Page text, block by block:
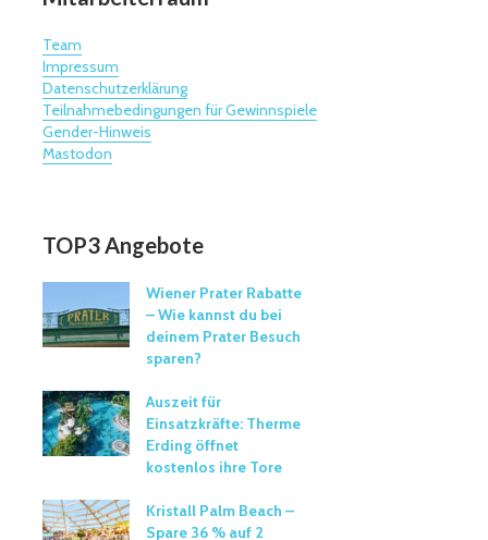
Team
Impressum
Datenschutzerklärung
Teilnahmebedingungen für Gewinnspiele
Gender-Hinweis
Mastodon
TOP3 Angebote
Wiener Prater Rabatte
– Wie kannst du bei
deinem Prater Besuch
sparen?
Auszeit für
Einsatzkräfte: Therme
Erding öffnet
kostenlos ihre Tore
Kristall Palm Beach –
Spare 36 % auf 2